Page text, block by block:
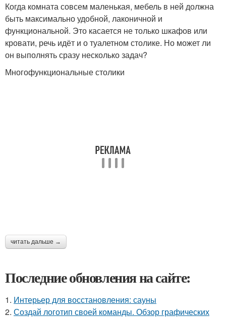
Когда комната совсем маленькая, мебель в ней должна
быть максимально удобной, лаконичной и
функциональной. Это касается не только шкафов или
кровати, речь идёт и о туалетном столике. Но может ли
он выполнять сразу несколько задач?
Многофункциональные столики
читать дальше →
Последние обновления на сайте:
1. Интерьер для восстановления: сауны
2. Создай логотип своей команды. Обзор графических